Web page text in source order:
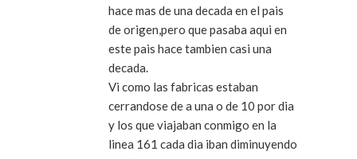
hace mas de una decada en el pais
de origen,pero que pasaba aqui en
este pais hace tambien casi una
decada.
Vi como las fabricas estaban
cerrandose de a una o de 10 por dia
y los que viajaban conmigo en la
linea 161 cada dia iban diminuyendo